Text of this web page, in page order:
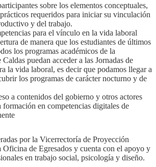
sobre los elementos conceptuales,
requeridos para iniciar su vinculación
y del trabajo.
para el vínculo en la vida laboral
de manera que los estudiantes de últimos
los programas académicos de la
puedan acceder a las Jornadas de
la vida laboral, es decir que podamos llegar a
los programas de carácter nocturno y de
a contenidos del gobierno y otros actores
formación en competencias digitales de
por la Vicerrectoría de Proyección
Oficina de Egresados y cuenta con el apoyo y
en trabajo social, psicología y diseño.